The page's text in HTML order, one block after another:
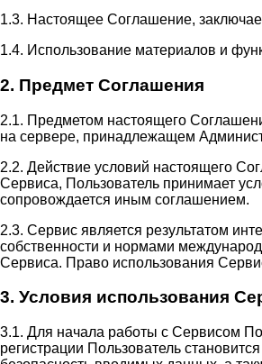
1.3. Настоящее Соглашение,
1.4. Использование материалов и
2. Предмет Соглашения
2.1. Предметом настоящего
на сервере, принадлежащем
2.2. Действие условий настоящего
Сервиса, Пользователь принимает
сопровождается иным соглашением.
2.3. Сервис является результатом
собственности и нормами
Сервиса. Право использования
3. Условия использования
3.1. Для начала работы с Сервисом
регистрации Пользователь